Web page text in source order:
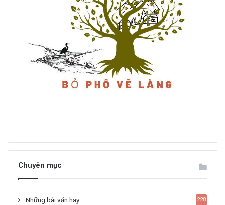
Chuyên mục
Những bài văn hay 228